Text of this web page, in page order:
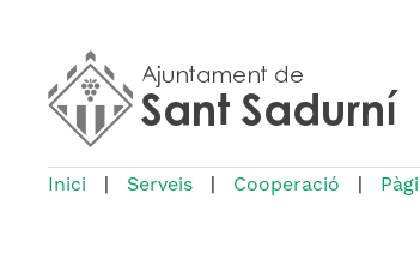
Inici Serveis Cooperació